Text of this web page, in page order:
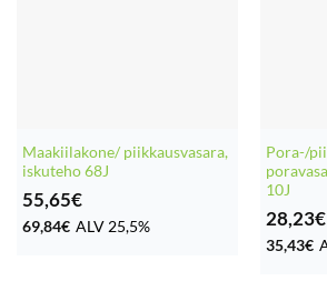
Maakiilakone/ piikkausvasara,
iskuteho 68J
55,65€
69,84€ ALV 25,5%
Pora-/
10J
28,23€
35,43€